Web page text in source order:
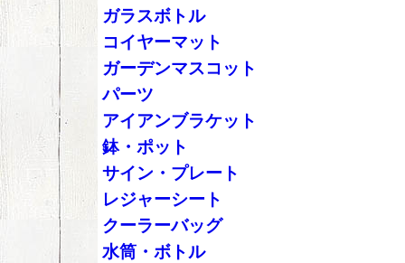
ガラスボトル
コイヤーマット
ガーデンマスコット
パーツ
アイアンブラケット
鉢・ポット
サイン・プレート
レジャーシート
クーラーバッグ
水筒・ボトル